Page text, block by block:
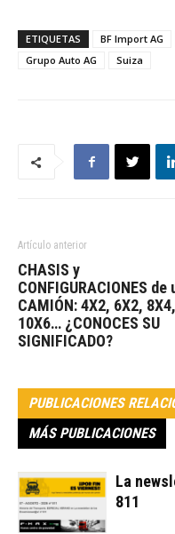
ETIQUETAS BF Import AG
Grupo Auto AG
Suiza
Artículo anterior
CHASIS y
CONFIGURACIONES de
CAMIÓN: 4X2, 6X2, 8X4,
10X6… ¿CONOCES SU
SIGNIFICADO?
PUBLICACIONES
MÁS PUBLICACIONES
La
811